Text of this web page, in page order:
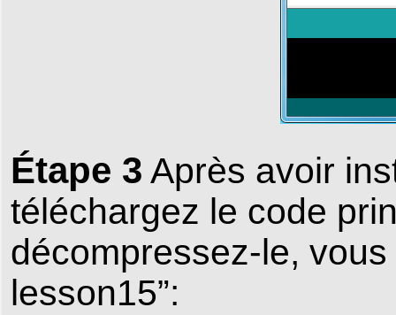
Étape 3 Après avoir
téléchargez le code
décompressez-le,
lesson15”: